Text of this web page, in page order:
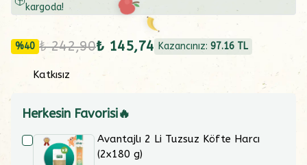
kargoda!
%40 ₺ 242,90₺ 145,74 Kazancınız: 97.16 TL
Katkısız
Herkesin Favorisi🔥
Avantajlı 2 Li Tuzsuz Köfte Harcı
(2x180 g)